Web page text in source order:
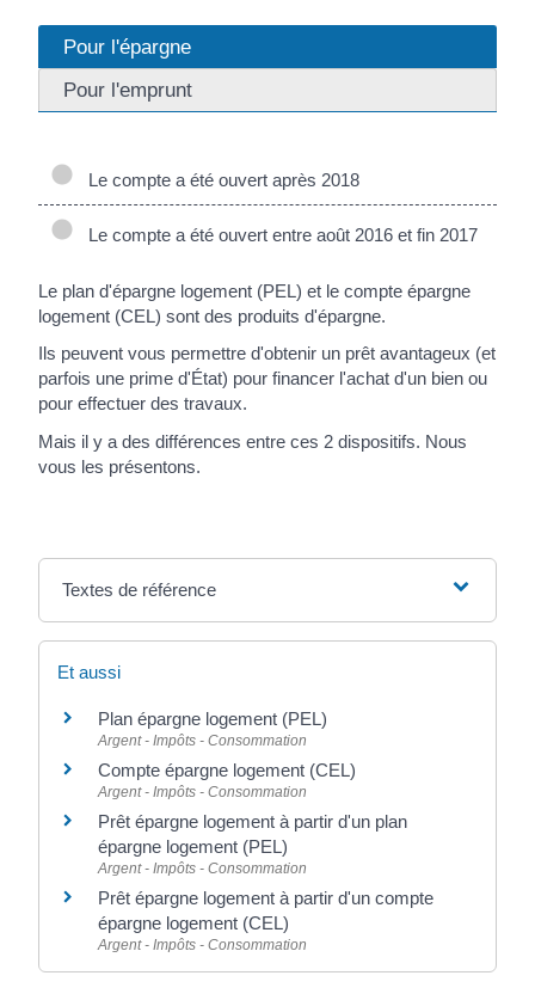
Pour l'épargne
Pour l'emprunt
Le compte a été ouvert après 2018
Le compte a été ouvert entre août 2016 et fin 2017
Le plan d'épargne logement (PEL) et le compte épargne
logement (CEL) sont des produits d'épargne.
Ils peuvent vous permettre d'obtenir un prêt avantageux (et
parfois une prime d'État) pour financer l'achat d'un bien ou
pour effectuer des travaux.
Mais il y a des différences entre ces 2 dispositifs. Nous
vous les présentons.
Textes de référence
Et aussi
Plan épargne logement (PEL)
Argent - Impôts - Consommation
Compte épargne logement (CEL)
Argent - Impôts - Consommation
Prêt épargne logement à partir d'un plan
épargne logement (PEL)
Argent - Impôts - Consommation
Prêt épargne logement à partir d'un compte
épargne logement (CEL)
Argent - Impôts - Consommation